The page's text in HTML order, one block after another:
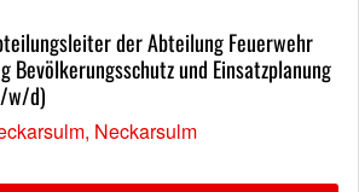
der Abteilung Feuerwehr
Bevölkerungsschutz und Einsatzplanung
w/d)
Neckarsulm